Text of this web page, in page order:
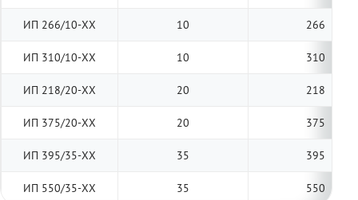
ИП 266/10-ХХ 10 266
ИП 310/10-ХХ 10 310
ИП 218/20-ХХ 20 218
ИП 375/20-ХХ 20 375
ИП 395/35-ХХ 35 395
ИП 550/35-ХХ 35 550